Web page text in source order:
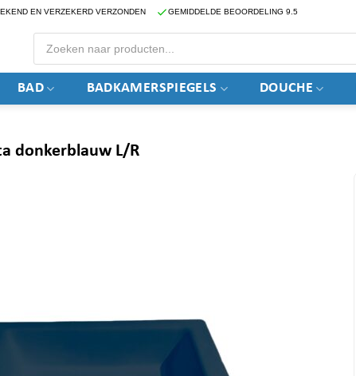
EN VERZEKERD VERZONDEN GEMIDDELDE BEOORDELING 9.5
Producten
zoeken
BAD BADKAMERSPIEGELS DOUCHE
donkerblauw L/R